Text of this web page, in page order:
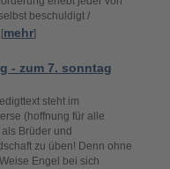
beschuldigt /
mehr]
- zum 7. sonntag
steht im
(hoffnung für alle
Brüder und
zu üben! Denn ohne
Engel bei sich